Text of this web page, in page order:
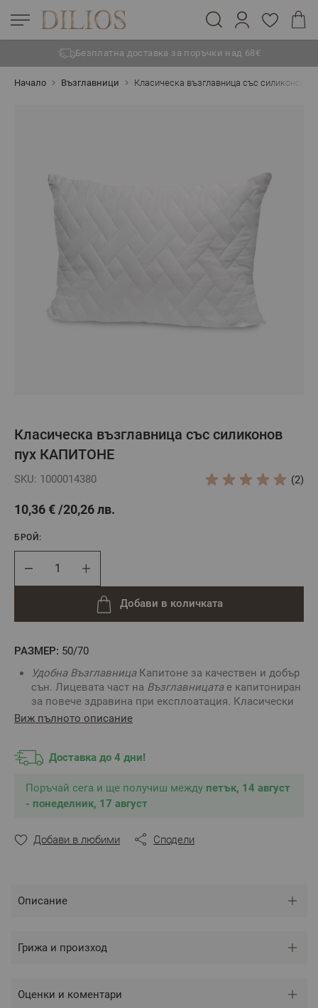
Безплатна доставка за поръчки над 68€
Начало Възглавници Класическа възглавница със силиконов
Класическа възглавница със силиконов
пух КАПИТОНЕ
SKU: 1000014380 (2)
10,36 € 20,26 лв.
РАЗМЕР: 50/70
Удобна ВъзглавницаКапитоне за качествен и добър
сън. Лицевата част на Възглавницатае капитониран
за повече здравина при експлоатация. Класически
моделВъзглавница,
Размер: 50/70 см
Височина: 16 см / измерена без натиск от най-
високата точка /
СъставнаУдобна Възглавница:
разминаване в тоновете и цветовете.
Виж пълното описание
Доставка до 4 дни!
Поръчай сега и ще получиш между петък, 14 август
- понеделник, 17 август
БРОЙ:
Добави в количката
Добави в любими Сподели
Описание
Грижа и произход
Оценки и коментари